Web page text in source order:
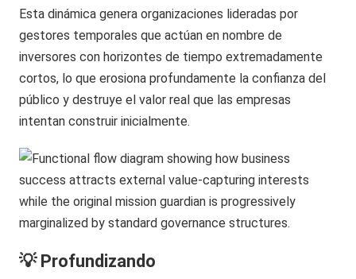
Esta dinámica genera organizaciones lideradas por
gestores temporales que actúan en nombre de
inversores con horizontes de tiempo extremadamente
cortos, lo que erosiona profundamente la confianza del
público y destruye el valor real que las empresas
intentan construir inicialmente.
💡 Profundizando